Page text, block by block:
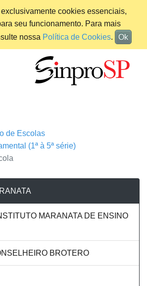
cookies essenciais,
seu funcionamento. Para mais
nossa Política de Cookies. Ok
de Escolas
(1ª à 5ª série)
MARANATA DE ENSINO
BROTERO